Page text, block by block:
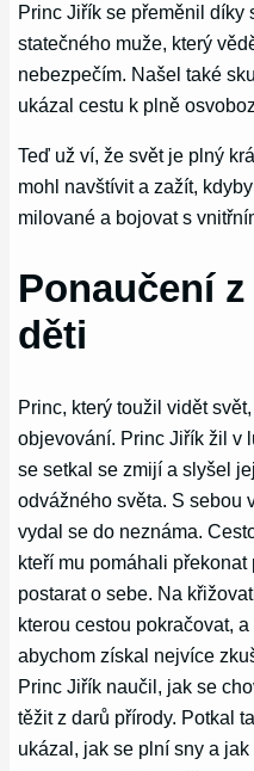
Princ Jiřík se přeměnil díky
statečného muže, který
nebezpečím. Našel také
ukázal cestu k plně
Teď už ví, že svět je plný
mohl navštívit a zažít,
milované a bojovat s
Ponaučení
děti
Princ, který toužil vidět
objevování. Princ Jiřík žil v
se setkal se zmijí a slyšel
odvážného světa. S sebou
vydal se do neznáma.
kteří mu pomáhali
postarat o sebe. Na
kterou cestou pokračovat,
abychom získal nejvíce
Princ Jiřík naučil, jak se
těžit z darů přírody. Potkal
ukázal, jak se plní sny a